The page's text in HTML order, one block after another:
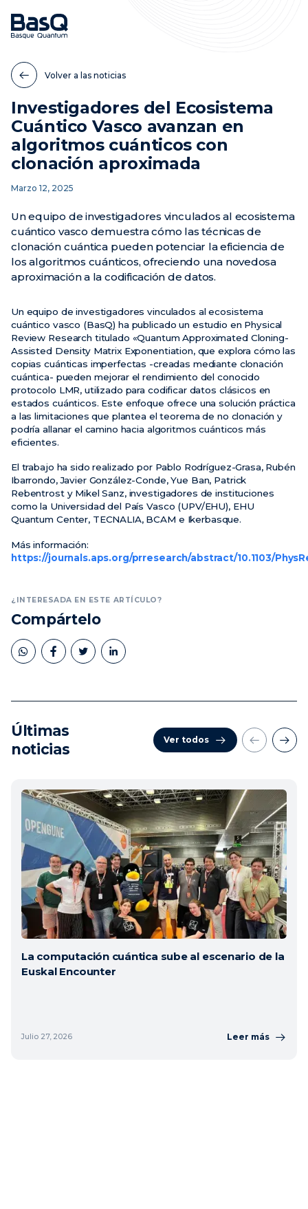
Volver a las noticias
Investigadores del Ecosistema
Cuántico Vasco avanzan en
algoritmos cuánticos con
clonación aproximada
Marzo 12, 2025
Un equipo de investigadores vinculados al ecosistema
cuántico vasco demuestra cómo las técnicas de
clonación cuántica pueden potenciar la eficiencia de
los algoritmos cuánticos, ofreciendo una novedosa
aproximación a la codificación de datos.
Un equipo de investigadores vinculados al ecosistema
cuántico vasco (BasQ) ha publicado un estudio en Physical
Review Research titulado «Quantum Approximated Cloning-
Assisted Density Matrix Exponentiation, que explora cómo las
copias cuánticas imperfectas -creadas mediante clonación
cuántica- pueden mejorar el rendimiento del conocido
protocolo LMR, utilizado para codificar datos clásicos en
estados cuánticos. Este enfoque ofrece una solución práctica
a las limitaciones que plantea el teorema de no clonación y
podría allanar el camino hacia algoritmos cuánticos más
eficientes.
El trabajo ha sido realizado por Pablo Rodríguez-Grasa, Rubén
Ibarrondo, Javier González-Conde, Yue Ban, Patrick
Rebentrost y Mikel Sanz, investigadores de instituciones
como la Universidad del País Vasco (UPV/EHU), EHU
Quantum Center, TECNALIA, BCAM e Ikerbasque.
Más información: ​
https://journals.aps.org/prresearch/abstract/10.1103/
¿INTERESADA EN ESTE ARTÍCULO?
Compártelo
Últimas
noticias
Ver todos
La computación cuántica sube al escenario de la
Euskal Encounter
Julio 27, 2026 Leer más